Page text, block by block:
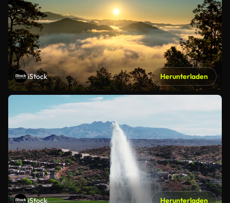
iStock Herunterladen
iStock Herunterladen